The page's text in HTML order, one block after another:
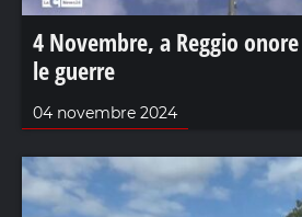
4 Novembre, a Reggio
le guerre
04 novembre 2024